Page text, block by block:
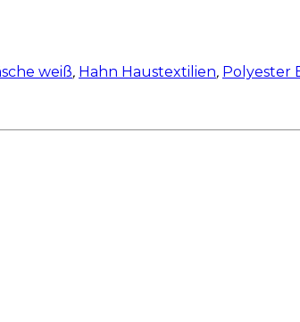
weiß, Hahn Haustextilien, Polyester